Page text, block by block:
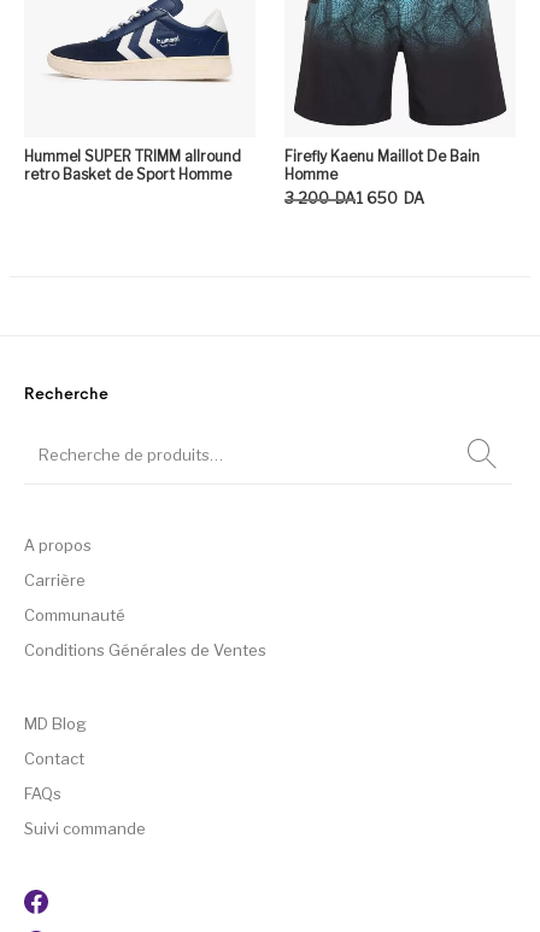
Hummel SUPER TRIMM allround
retro Basket de Sport Homme
Firefly Kaenu Maillot De Bain
Homme
3 200 DA
Le prix initial était : 3 200DA.
1 650 DA
Le prix actuel est : 1 650DA.
Recherche
A propos
Carrière
Communauté
Conditions Générales de Ventes
MD Blog
Contact
FAQs
Suivi commande